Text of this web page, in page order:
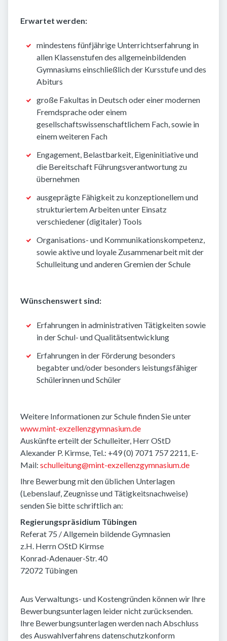
Erwartet werden:
mindestens fünfjährige Unterrichtserfahrung in
allen Klassenstufen des allgemeinbildenden
Gymnasiums einschließlich der Kursstufe und des
Abiturs
große Fakultas in Deutsch oder einer modernen
Fremdsprache oder einem
gesellschaftswissenschaftlichem Fach, sowie in
einem weiteren Fach
Engagement, Belastbarkeit, Eigeninitiative und
die Bereitschaft Führungsverantwortung zu
übernehmen
ausgeprägte Fähigkeit zu konzeptionellem und
strukturiertem Arbeiten unter Einsatz
verschiedener (digitaler) Tools
Organisations- und Kommunikationskompetenz,
sowie aktive und loyale Zusammenarbeit mit der
Schulleitung und anderen Gremien der Schule
Wünschenswert sind:
Erfahrungen in administrativen Tätigkeiten sowie
in der Schul- und Qualitätsentwicklung
Erfahrungen in der Förderung besonders
begabter und/oder besonders leistungsfähiger
Schülerinnen und Schüler
Weitere Informationen zur Schule finden Sie unter
www.mint-exzellenzgymnasium.de
Auskünfte erteilt der Schulleiter, Herr OStD
Alexander P. Kirmse, Tel.: +49 (0) 7071 757 2211, E-
Mail: schulleitung@mint-exzellenzgymnasium.de
Ihre Bewerbung mit den üblichen Unterlagen
(Lebenslauf, Zeugnisse und Tätigkeitsnachweise)
senden Sie bitte schriftlich an:
Regierungspräsidium Tübingen
Referat 75 / Allgemein bildende Gymnasien
z.H. Herrn OStD Kirmse
Konrad-Adenauer-Str. 40
72072 Tübingen
Aus Verwaltungs- und Kostengründen können wir Ihre
Bewerbungsunterlagen leider nicht zurücksenden.
Ihre Bewerbungsunterlagen werden nach Abschluss
des Auswahlverfahrens datenschutzkonform